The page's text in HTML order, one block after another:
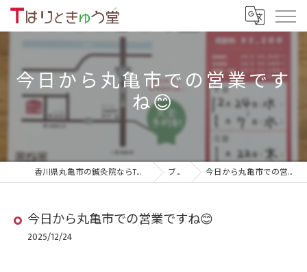
今日から丸亀市での営業です
ね😊
香川県丸亀市の鍼灸院ならTはりときゅう堂 ブログ 今日から丸亀市での営業ですね😊
今日から丸亀市での営業ですね😊
2025/12/24